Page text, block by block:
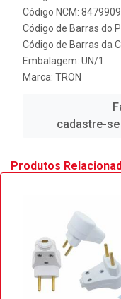
Código NCM:
Código de Barras do
Código de Barras da
Embalagem: UN/1
Marca: TRON
cadastre-
Produtos